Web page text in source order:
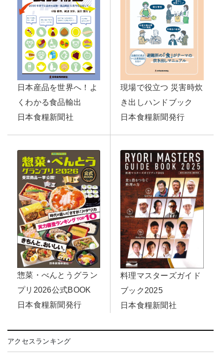
日本産品を世界へ！よ
くわかる食品輸出
日本食糧新聞社
現場で役立つ 災害時炊
き出しハンドブック
日本食糧新聞発行
惣菜・べんとうグラン
プリ2026公式BOOK
日本食糧新聞発行
料理マスターズガイド
ブック2025
日本食糧新聞社
アクセスランキング